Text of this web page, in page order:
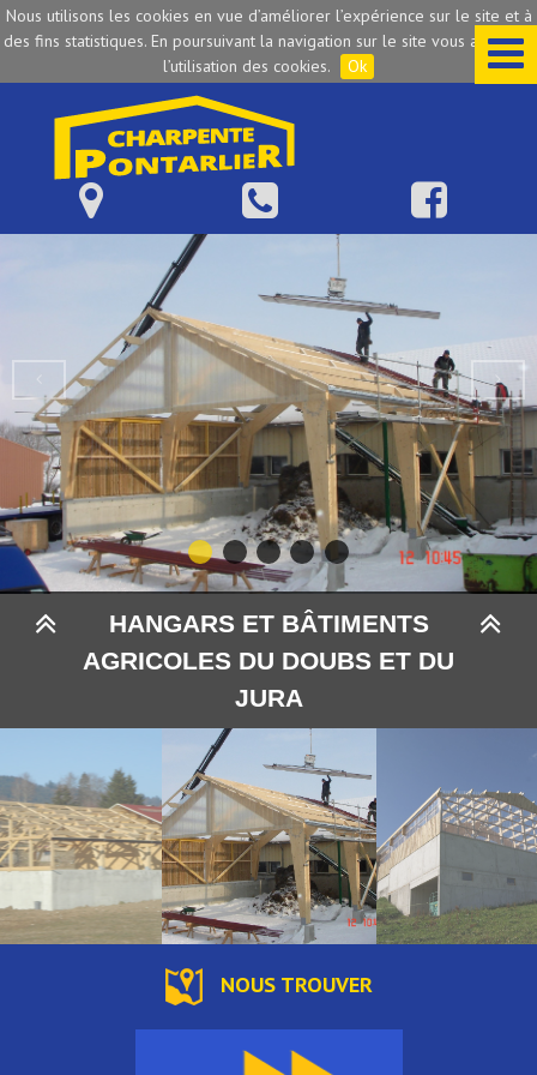
Nous utilisons les cookies en vue d’améliorer l’expérience sur le site et à
des fins statistiques. En poursuivant la navigation sur le site vous acceptez
l’utilisation des cookies.
Ok
HANGARS ET BÂTIMENTS
AGRICOLES DU DOUBS ET DU
JURA
NOUS TROUVER